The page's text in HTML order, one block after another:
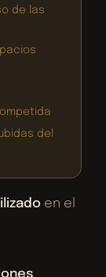
de las
del
en el
,